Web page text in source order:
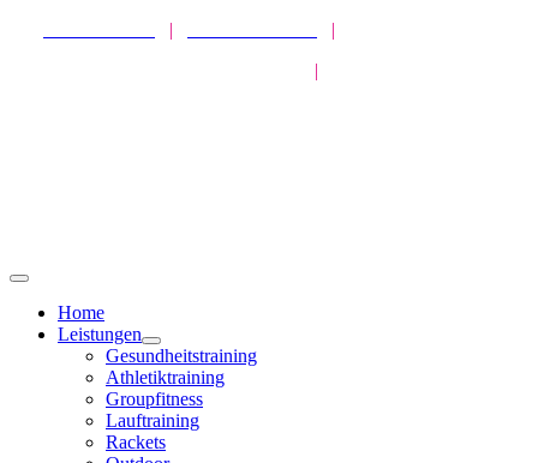
| |
|
Toggle
NavigationHome
Leistungen
Gesundheitstraining
Athletiktraining
Groupfitness
Lauftraining
Rackets